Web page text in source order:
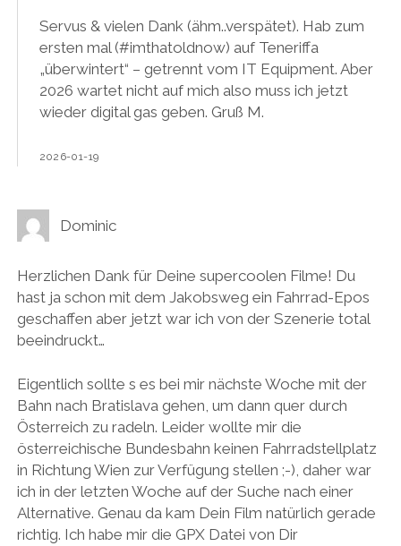
Servus & vielen Dank (ähm..verspätet). Hab zum
ersten mal (#imthatoldnow) auf Teneriffa
„überwintert“ – getrennt vom IT Equipment. Aber
2026 wartet nicht auf mich also muss ich jetzt
wieder digital gas geben. Gruß M.
2026-01-19
Dominic
Herzlichen Dank für Deine supercoolen Filme! Du
hast ja schon mit dem Jakobsweg ein Fahrrad-Epos
geschaffen aber jetzt war ich von der Szenerie total
beeindruckt…
Eigentlich sollte s es bei mir nächste Woche mit der
Bahn nach Bratislava gehen, um dann quer durch
Österreich zu radeln. Leider wollte mir die
österreichische Bundesbahn keinen Fahrradstellplatz
in Richtung Wien zur Verfügung stellen ;-), daher war
ich in der letzten Woche auf der Suche nach einer
Alternative. Genau da kam Dein Film natürlich gerade
richtig. Ich habe mir die GPX Datei von Dir